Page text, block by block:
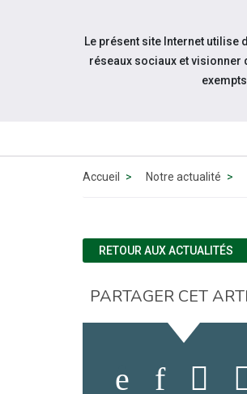
Aller au contenu
Accueil Notre actualité
RETOUR AUX ACTUALITÉS
PARTAGER CET
Le présent site Internet
réseaux sociaux et visionner